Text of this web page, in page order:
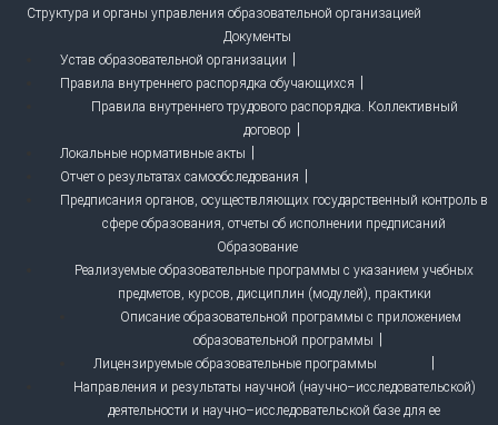
Структура и органы управления образовательной организацией
Документы
Устав образовательной организации
Правила внутреннего распорядка обучающихся
Правила внутреннего трудового распорядка. Коллективный
договор
Локальные нормативные акты
Отчет о результатах самообследования
Предписания органов, осуществляющих государственный контроль в
сфере образования, отчеты об исполнении предписаний
Образование
Реализуемые образовательные программы с указанием учебных
предметов, курсов, дисциплин (модулей), практики
Описание образовательной программы с приложением
образовательной программы
Лицензируемые образовательные программы
Направления и результаты научной (научно–исследовательской)
деятельности и научно–исследовательской базе для ее